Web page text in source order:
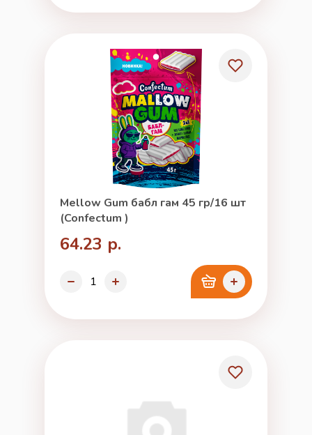
Mellow Gum бабл гам 45 гр/16 шт
(Confectum )
64.23 р.